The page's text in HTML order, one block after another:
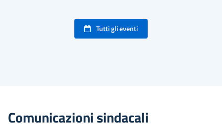
Tutti gli eventi
Comunicazioni sindacali